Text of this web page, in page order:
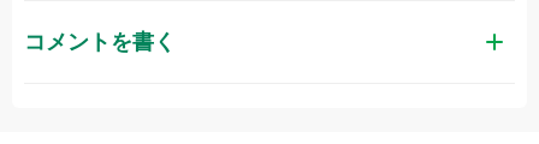
コメントを書く